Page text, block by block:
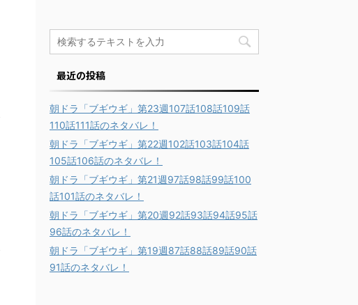
最近の投稿
朝ドラ「ブギウギ」第23週107話108話109話
110話111話のネタバレ！
朝ドラ「ブギウギ」第22週102話103話104話
105話106話のネタバレ！
朝ドラ「ブギウギ」第21週97話98話99話100
話101話のネタバレ！
朝ドラ「ブギウギ」第20週92話93話94話95話
96話のネタバレ！
朝ドラ「ブギウギ」第19週87話88話89話90話
91話のネタバレ！